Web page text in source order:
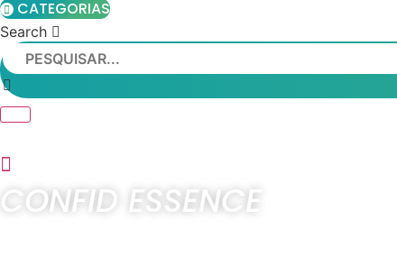
CATEGORIAS
Search
CONFID ESSENCE